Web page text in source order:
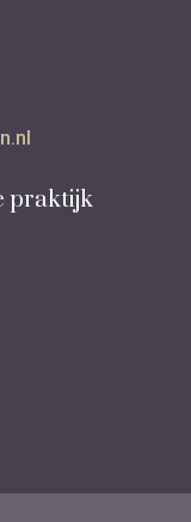
praktijk